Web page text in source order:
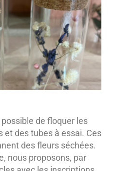
de floquer les
et des tubes à essai. Ces
des fleurs séchées.
nous proposons, par